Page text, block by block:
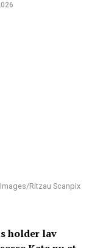
Ritzau Scanpix
holder lav